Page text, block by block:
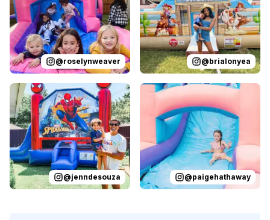
@roselynweaver @brialonyea
Reviewed onInstagram by jenndesouza Oscar
@jenndesouza
Reviewed on Instagram by
@paigehathaway